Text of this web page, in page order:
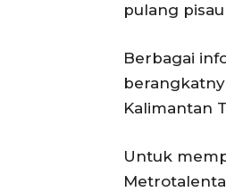
pulang
Berbagai
Kalimantan
Untuk